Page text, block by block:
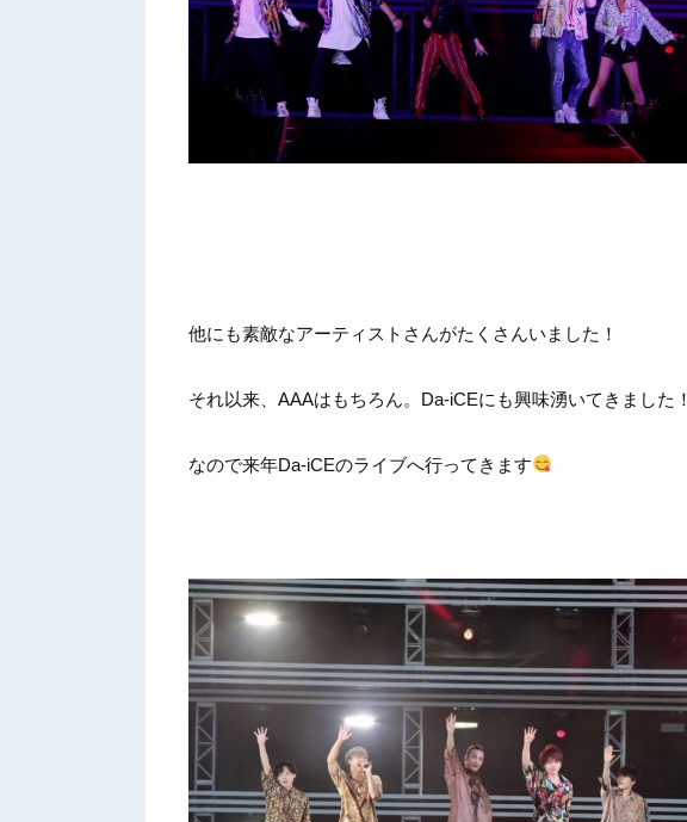
他にも素敵なアーティストさんがたくさんいました！
それ以来、AAAはもちろん。Da-iCEにも興味湧いてきました！
なので来年Da-iCEのライブへ行ってきます